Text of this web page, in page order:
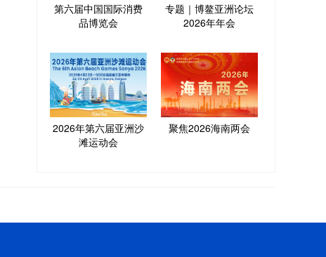
第六届中国国际消费
品博览会
专题｜博鳌亚洲论坛
2026年年会
2026年第六届亚洲沙
滩运动会
聚焦2026海南两会